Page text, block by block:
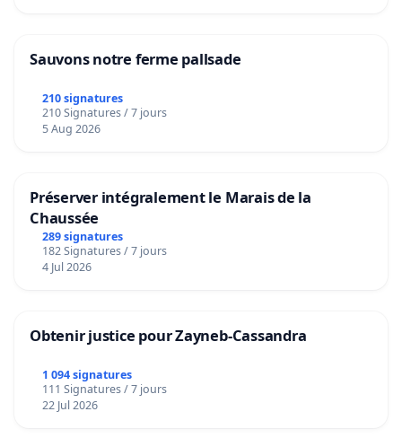
Sauvons notre ferme pallsade
210 signatures
210 Signatures / 7 jours
5 Aug 2026
Préserver intégralement le Marais de la
Chaussée
289 signatures
182 Signatures / 7 jours
4 Jul 2026
Obtenir justice pour Zayneb-Cassandra
1 094 signatures
111 Signatures / 7 jours
22 Jul 2026